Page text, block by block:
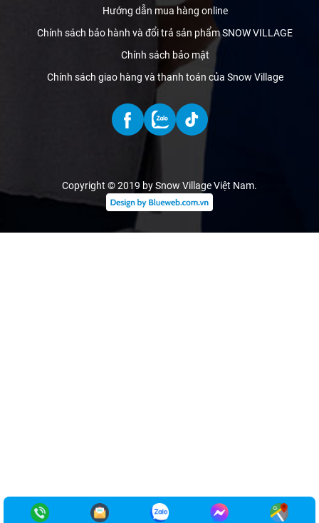
Hướng dẫn mua hàng online
Chính sách bảo hành và đổi trả sản phẩm SNOW VILLAGE
Chính sách bảo mật
Chính sách giao hàng và thanh toán của Snow Village
Copyright © 2019 by Snow Village Việt Nam.